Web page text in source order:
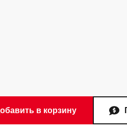
в корзину